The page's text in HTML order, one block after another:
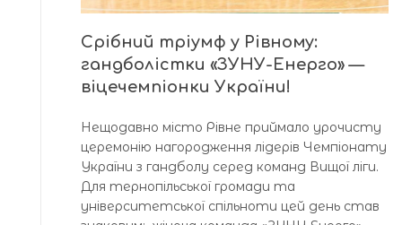
Срібний тріумф у Рівному:
гандболістки «ЗУНУ-Енерго» —
віцечемпіонки України!
Нещодавно місто Рівне приймало урочисту
церемонію нагородження лідерів Чемпіонату
України з гандболу серед команд Вищої ліги.
Для тернопільської громади та
університетської спільноти цей день став